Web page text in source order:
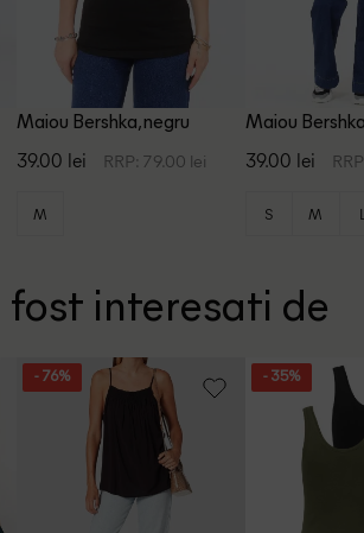
Maiou Bershka, negru
39.00 lei RRP: 79.00 lei
M
Maiou
39.00 lei
S M L
fost interesati de
- 76% - 35%